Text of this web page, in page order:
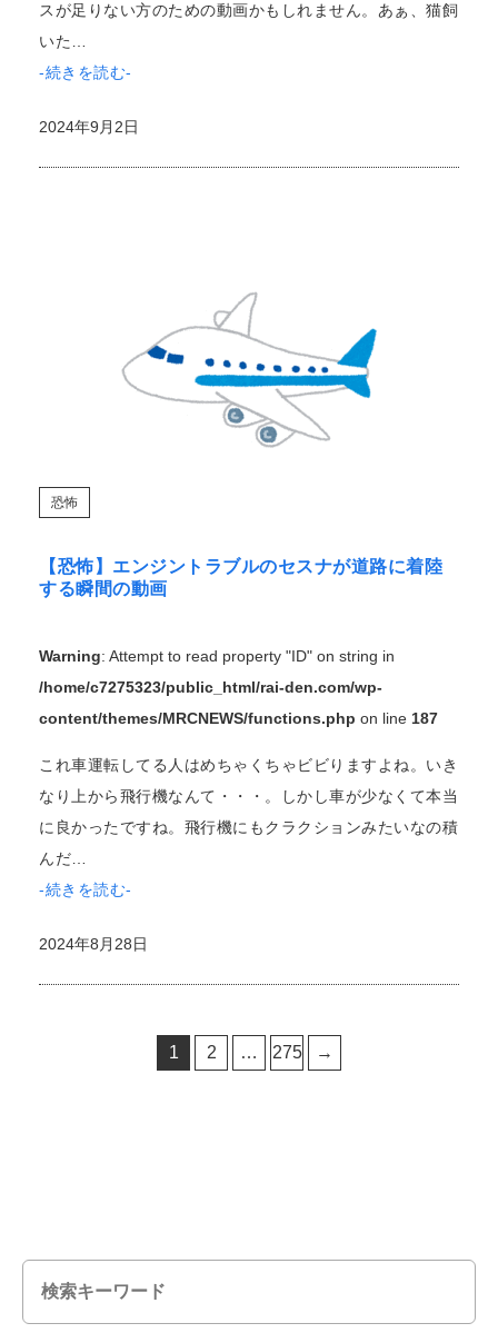
スが足りない方のための動画かもしれません。あぁ、猫飼
いた…
-続きを読む-
2024年9月2日
恐怖
【恐怖】エンジントラブルのセスナが道路に着陸
する瞬間の動画
Warning: Attempt to read property "ID" on string in
/home/c7275323/public_html/rai-den.com/wp-
content/themes/MRCNEWS/functions.php on line 187
これ車運転してる人はめちゃくちゃビビりますよね。いき
なり上から飛行機なんて・・・。しかし車が少なくて本当
に良かったですね。飛行機にもクラクションみたいなの積
んだ…
-続きを読む-
2024年8月28日
ジ
Page
1 Page
2 … Page
275 →